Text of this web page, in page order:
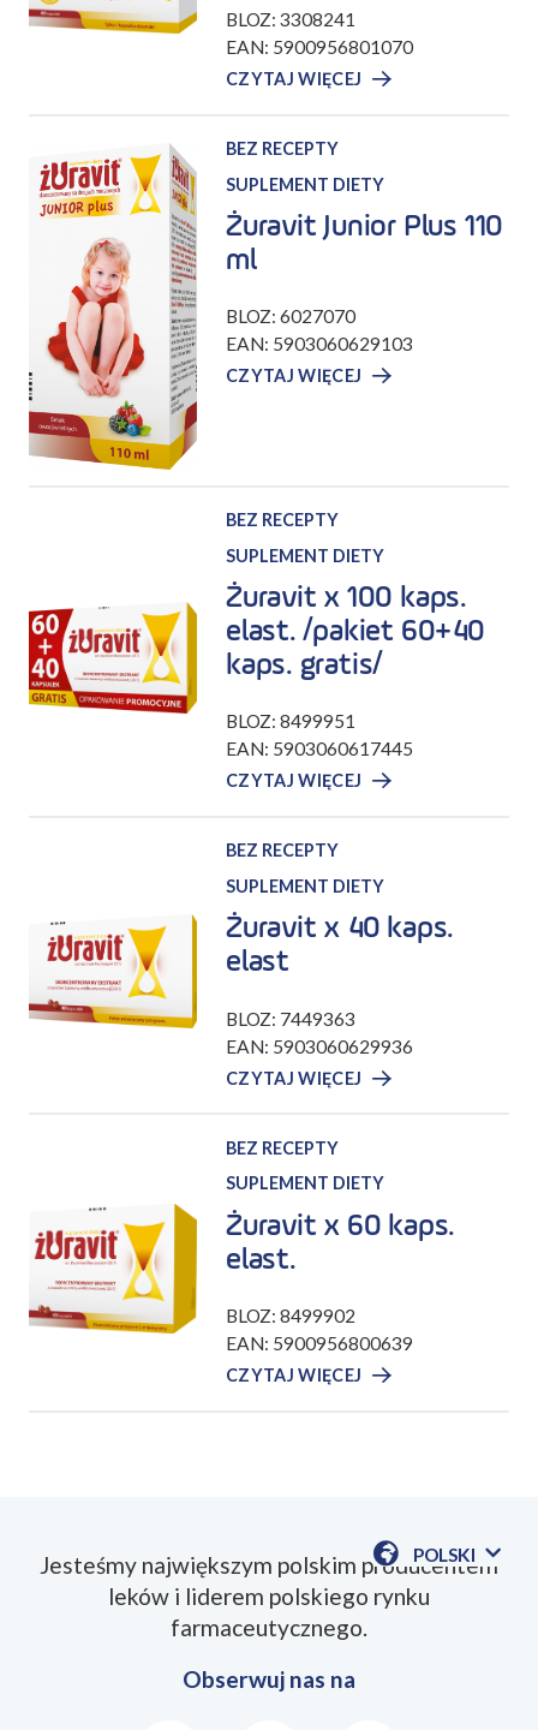
BLOZ: 3308241
EAN: 5900956801070
CZYTAJ WIĘCEJ
Żuravit Junior Plus 110
ml
BEZ RECEPTY
SUPLEMENT DIETY
BLOZ: 6027070
EAN: 5903060629103
CZYTAJ WIĘCEJ
Żuravit x 100 kaps.
elast. /pakiet 60+40
kaps. gratis/
BEZ RECEPTY
SUPLEMENT DIETY
BLOZ: 8499951
EAN: 5903060617445
CZYTAJ WIĘCEJ
Żuravit x 40 kaps.
elast
BEZ RECEPTY
SUPLEMENT DIETY
BLOZ: 7449363
EAN: 5903060629936
CZYTAJ WIĘCEJ
Żuravit x 60 kaps.
elast.
BEZ RECEPTY
SUPLEMENT DIETY
BLOZ: 8499902
EAN: 5900956800639
CZYTAJ WIĘCEJ
POLSKI
POKAŻ
Jesteśmy największym polskim producentem
leków i liderem polskiego rynku
farmaceutycznego.
Obserwuj nas na